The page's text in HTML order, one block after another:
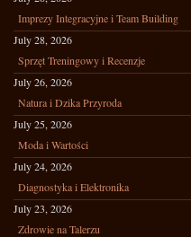
Imprezy Integracyjne i Team Building
July 28, 2026
Sprzęt Treningowy i Recenzje
July 26, 2026
Natura i Dzika Przyroda
July 25, 2026
Moda i Wartości
July 24, 2026
Diagnostyka i Elektronika
July 23, 2026
Zdrowie na Talerzu